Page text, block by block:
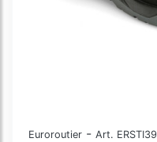
Euroroutier - Art. ERSTI39